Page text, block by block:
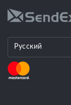
Русский